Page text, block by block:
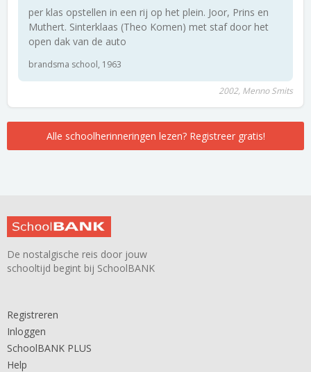
per klas opstellen in een rij op het plein. Joor, Prins en
Muthert. Sinterklaas (Theo Komen) met staf door het
open dak van de auto
brandsma school, 1963
2002, Menno Smits
Alle schoolherinneringen lezen? Registreer gratis!
De nostalgische reis door jouw
schooltijd begint bij SchoolBANK
Registreren
Inloggen
SchoolBANK PLUS
Help